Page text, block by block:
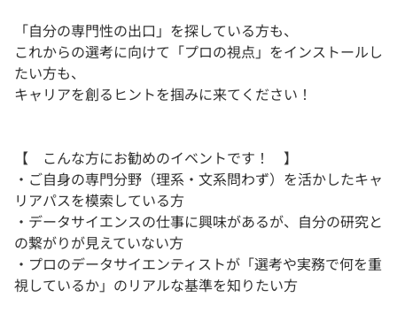
「自分の専門性の出口」を探している方も、
これからの選考に向けて「プロの視点」をインストールし
たい方も、
キャリアを創るヒントを掴みに来てください！
【 こんな方にお勧めのイベントです！ 】
・ご自身の専門分野（理系・文系問わず）を活かしたキャ
リアパスを模索している方
・データサイエンスの仕事に興味があるが、自分の研究と
の繋がりが見えていない方
・プロのデータサイエンティストが「選考や実務で何を重
視しているか」のリアルな基準を知りたい方